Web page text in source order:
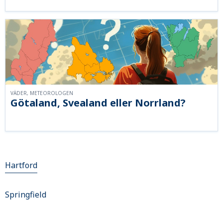
Götaland, Svealand eller Norrland?
VÄDER, METEOROLOGEN
Hartford
Springfield